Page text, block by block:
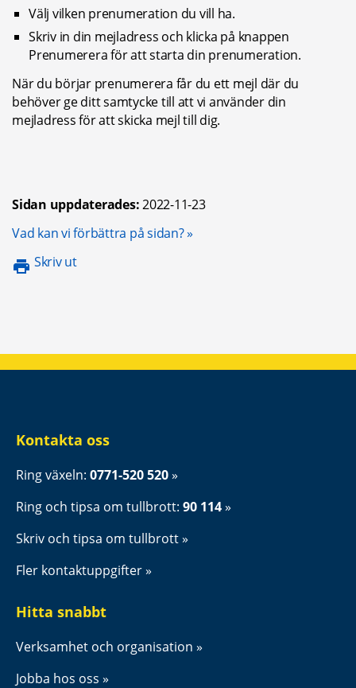
Välj vilken prenumeration du vill ha.
Skriv in din mejladress och klicka på knappen
Prenumerera för att starta din prenumeration.
När du börjar prenumerera får du ett mejl där du
behöver ge ditt samtycke till att vi använder din
mejladress för att skicka mejl till dig.
Sidan uppdaterades:2022-11-23
Vad kan vi förbättra på sidan?Öppnas i nytt fönster.
Skriv ut
Kontakta oss
Ring växeln: 0771-520 520
Ring och tipsa om tullbrott: 90 114
Skriv och tipsa om tullbrott
Fler kontaktuppgifter
Hitta snabbt
Verksamhet och organisation
Jobba hos oss